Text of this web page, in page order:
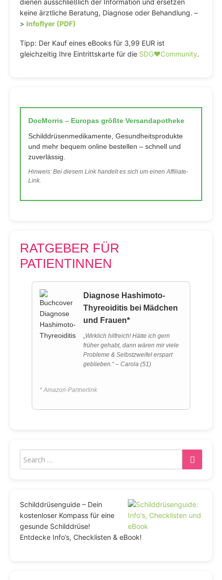
keine ärztliche Beratung, Diagnose oder Behandlung. –
> Infoflyer (PDF)
Tipp: Der Kauf eines eBooks für 3,99 EUR ist
gleichzeitig Ihre Eintrittskarte für die SDG♥️Community.
DocMorris – Europas größte Versandapotheke
Schilddrüsenmedikamente, Gesundheitsprodukte
und mehr bequem online bestellen – schnell und
zuverlässig.
Hinweis: Bei diesem Link handelt es sich um einen Affiliate-
Link.
RATGEBER FÜR
PATIENTINNEN
Diagnose Hashimoto-
Thyreoiditis bei Mädchen
und Frauen*
„Wirklich hilfreich! Hätte ich gern
früher gehabt, dann wären mir viele
Probleme & Selbstzweifel erspart
geblieben.“ – Carola (51)
* Amazon-Partnerlink
Schilddrüsenguide – Dein
kostenloser Kompass für eine
gesunde Schilddrüse!
Entdecke Info’s, Checklisten & eBook!